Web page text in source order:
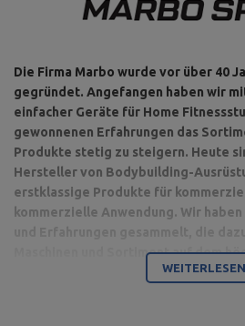
Die Firma Marbo wurde vor über 40
gegründet. Angefangen haben wir
einfacher Geräte für Home
gewonnenen Erfahrungen das
Produkte stetig zu steigern. Heute
Hersteller von Bodybuilding-
erstklassige Produkte für
kommerzielle Anwendung. Wir
Maschinen und Sortiment auf dem
WEITERLESEN